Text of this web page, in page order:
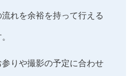
れを余裕を持って行える
りや撮影の予定に合わせ